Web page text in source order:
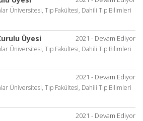
Üniversitesi, Tıp Fakültesi, Dahili Tıp Bilimleri
2021 - Devam Ediyor
Üyesi
Üniversitesi, Tıp Fakültesi, Dahili Tıp Bilimleri
2021 - Devam Ediyor
Üniversitesi, Tıp Fakültesi, Dahili Tıp Bilimleri
2021 - Devam Ediyor